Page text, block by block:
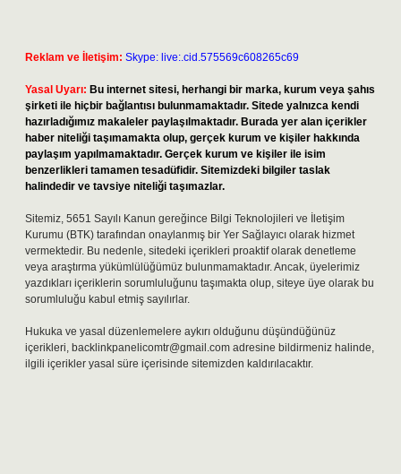
Reklam ve İletişim: Skype: live:.cid.575569c608265c69
Yasal Uyarı: Bu internet sitesi, herhangi bir marka, kurum veya şahıs
şirketi ile hiçbir bağlantısı bulunmamaktadır. Sitede yalnızca kendi
hazırladığımız makaleler paylaşılmaktadır. Burada yer alan içerikler
haber niteliği taşımamakta olup, gerçek kurum ve kişiler hakkında
paylaşım yapılmamaktadır. Gerçek kurum ve kişiler ile isim
benzerlikleri tamamen tesadüfidir. Sitemizdeki bilgiler taslak
halindedir ve tavsiye niteliği taşımazlar.
Sitemiz, 5651 Sayılı Kanun gereğince Bilgi Teknolojileri ve İletişim
Kurumu (BTK) tarafından onaylanmış bir Yer Sağlayıcı olarak hizmet
vermektedir. Bu nedenle, sitedeki içerikleri proaktif olarak denetleme
veya araştırma yükümlülüğümüz bulunmamaktadır. Ancak, üyelerimiz
yazdıkları içeriklerin sorumluluğunu taşımakta olup, siteye üye olarak bu
sorumluluğu kabul etmiş sayılırlar.
Hukuka ve yasal düzenlemelere aykırı olduğunu düşündüğünüz
içerikleri, backlinkpanelicomtr@gmail.com adresine bildirmeniz halinde,
ilgili içerikler yasal süre içerisinde sitemizden kaldırılacaktır.